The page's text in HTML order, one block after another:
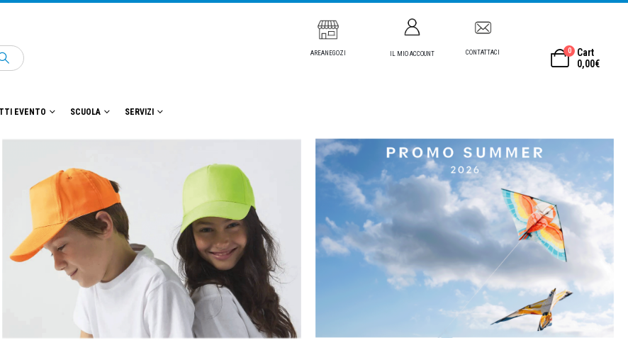
AREANEGOZI IL MIO ACCOUNT CONTATTACI 0
Cart
0,00€
EVENTO SCUOLA SERVIZI